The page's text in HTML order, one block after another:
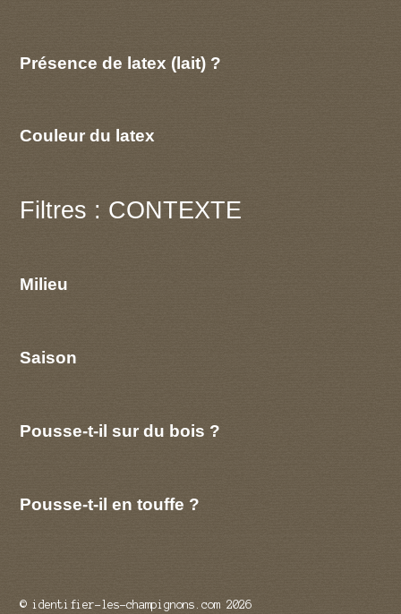
Présence de latex (lait) ?
Couleur du latex
Filtres : CONTEXTE
Milieu
Saison
Pousse-t-il sur du bois ?
Pousse-t-il en touffe ?
© identifier-les-champignons.com 2026